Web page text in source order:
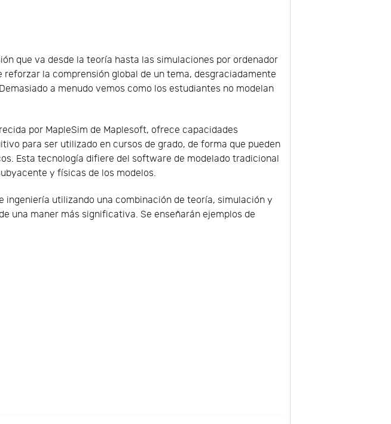
que va desde la teoría hasta las simulaciones por ordenador
la comprensión global de un tema, desgraciadamente
a menudo vemos como los estudiantes no modelan
por MapleSim de Maplesoft, ofrece capacidades
para ser utilizado en cursos de grado, de forma que pueden
Esta tecnología difiere del software de modelado tradicional
y físicas de los modelos.
utilizando una combinación de teoría, simulación y
una maner más significativa. Se enseñarán ejemplos de